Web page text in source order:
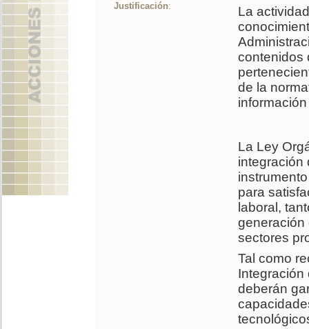
Justificación:
La
contenidos
de la
La Ley
integración
para
laboral,
generación
sectores
Tal como
Integración
deberán